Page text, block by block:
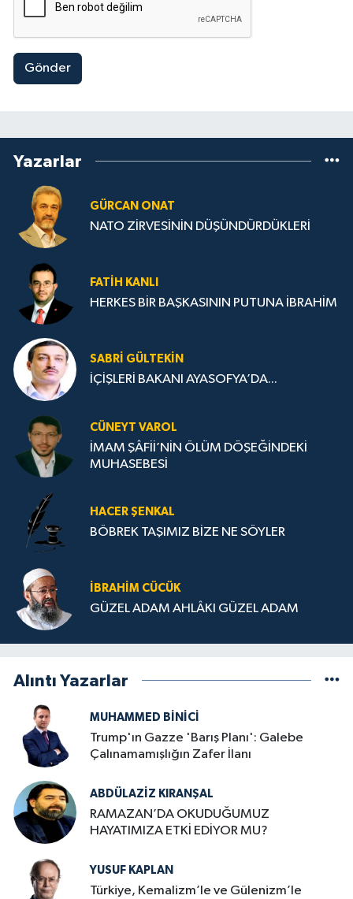
Gönder
Yazarlar
GÜRCAN ONAT
NATO ZİRVESİNİN DÜŞÜNDÜRDÜKLERİ
FATIH KANLI
HERKES BİR BAŞKASININ PUTUNA İBRAHİM
SABRI GÜLTEKIN
İÇİŞLERİ BAKANI AYASOFYA’DA...
CÜNEYT VAROL
İMAM ŞÂFİİ’NİN ÖLÜM DÖŞEĞİNDEKİ
MUHASEBESİ
HACER ŞENKAL
BÖBREK TAŞIMIZ BİZE NE SÖYLER
İBRAHIM CÜCÜK
GÜZEL ADAM AHLÂKI GÜZEL ADAM
Alıntı Yazarlar
MUHAMMED BINICI
Trump'ın Gazze 'Barış Planı': Galebe
Çalınamamışlığın Zafer İlanı
ABDÜLAZIZ KIRANŞAL
RAMAZAN’DA OKUDUĞUMUZ
HAYATIMIZA ETKİ EDİYOR MU?
YUSUF KAPLAN
Türkiye, Kemalizm’le ve Gülenizm’le